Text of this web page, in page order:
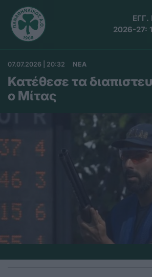
2026-27:
07.07.2026 | 20:32 ΝΕΑ
Κατέθεσε τα
ο Μίτας